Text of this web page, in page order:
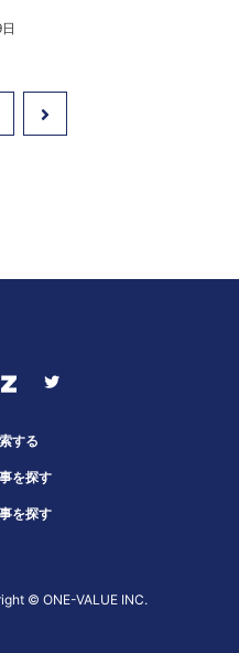
する
を探す
を探す
©︎ ONE-VALUE INC.